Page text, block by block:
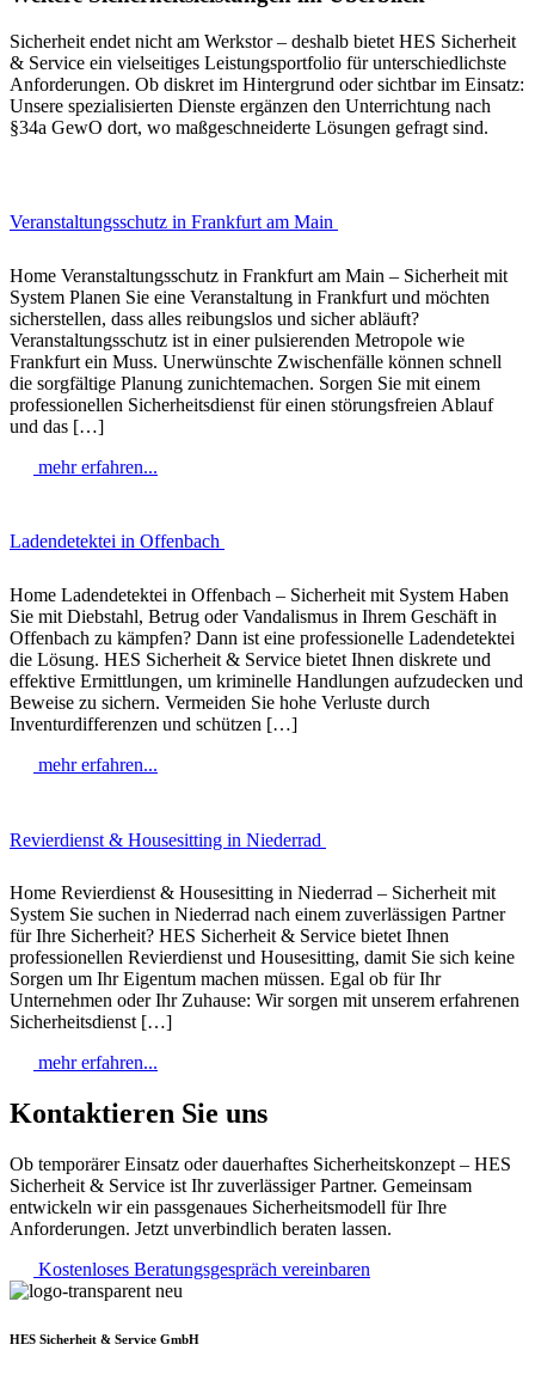
Sicherheit endet nicht am Werkstor – deshalb bietet HES Sicherheit
& Service ein vielseitiges Leistungsportfolio für unterschiedlichste
Anforderungen. Ob diskret im Hintergrund oder sichtbar im Einsatz:
Unsere spezialisierten Dienste ergänzen den Unterrichtung nach
§34a GewO dort, wo maßgeschneiderte Lösungen gefragt sind.
Veranstaltungsschutz in Frankfurt am Main
Home Veranstaltungsschutz in Frankfurt am Main – Sicherheit mit
System Planen Sie eine Veranstaltung in Frankfurt und möchten
sicherstellen, dass alles reibungslos und sicher abläuft?
Veranstaltungsschutz ist in einer pulsierenden Metropole wie
Frankfurt ein Muss. Unerwünschte Zwischenfälle können schnell
die sorgfältige Planung zunichtemachen. Sorgen Sie mit einem
professionellen Sicherheitsdienst für einen störungsfreien Ablauf
und das […]
mehr erfahren...
Ladendetektei in Offenbach
Home Ladendetektei in Offenbach – Sicherheit mit System Haben
Sie mit Diebstahl, Betrug oder Vandalismus in Ihrem Geschäft in
Offenbach zu kämpfen? Dann ist eine professionelle Ladendetektei
die Lösung. HES Sicherheit & Service bietet Ihnen diskrete und
effektive Ermittlungen, um kriminelle Handlungen aufzudecken und
Beweise zu sichern. Vermeiden Sie hohe Verluste durch
Inventurdifferenzen und schützen […]
mehr erfahren...
Revierdienst & Housesitting in Niederrad
Home Revierdienst & Housesitting in Niederrad – Sicherheit mit
System Sie suchen in Niederrad nach einem zuverlässigen Partner
für Ihre Sicherheit? HES Sicherheit & Service bietet Ihnen
professionellen Revierdienst und Housesitting, damit Sie sich keine
Sorgen um Ihr Eigentum machen müssen. Egal ob für Ihr
Unternehmen oder Ihr Zuhause: Wir sorgen mit unserem erfahrenen
Sicherheitsdienst […]
mehr erfahren...
Kontaktieren Sie uns
Ob temporärer Einsatz oder dauerhaftes Sicherheitskonzept – HES
Sicherheit & Service ist Ihr zuverlässiger Partner. Gemeinsam
entwickeln wir ein passgenaues Sicherheitsmodell für Ihre
Anforderungen. Jetzt unverbindlich beraten lassen.
Kostenloses Beratungsgespräch vereinbaren
HES Sicherheit & Service GmbH